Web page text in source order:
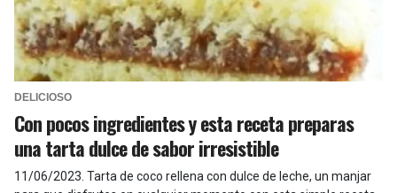
DELICIOSO
Con pocos ingredientes y esta receta preparas
una tarta dulce de sabor irresistible
11/06/2023 Tarta de coco rellena con dulce de leche, un manjar